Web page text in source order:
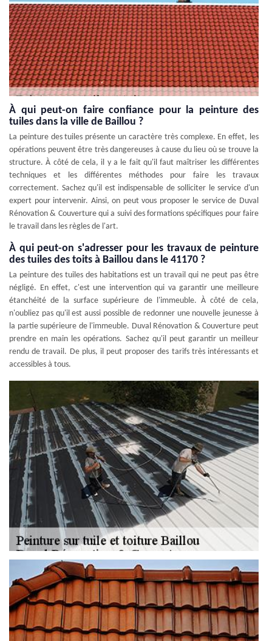
À qui peut-on faire confiance pour la peinture des
tuiles dans la ville de Baillou ?
La peinture des tuiles présente un caractère très complexe. En effet, les
opérations peuvent être très dangereuses à cause du lieu où se trouve la
structure. À côté de cela, il y a le fait qu'il faut maîtriser les différentes
techniques et les différentes méthodes pour faire les travaux
correctement. Sachez qu'il est indispensable de solliciter le service d'un
expert pour intervenir. Ainsi, on peut vous proposer le service de Duval
Rénovation & Couverture qui a suivi des formations spécifiques pour faire
le travail dans les règles de l'art.
À qui peut-on s'adresser pour les travaux de peinture
des tuiles des toits à Baillou dans le 41170 ?
La peinture des tuiles des habitations est un travail qui ne peut pas être
négligé. En effet, c'est une intervention qui va garantir une meilleure
étanchéité de la surface supérieure de l'immeuble. À côté de cela,
n'oubliez pas qu'il est aussi possible de redonner une nouvelle jeunesse à
la partie supérieure de l'immeuble. Duval Rénovation & Couverture peut
prendre en main les opérations. Sachez qu'il peut garantir un meilleur
rendu de travail. De plus, il peut proposer des tarifs très intéressants et
accessibles à tous.